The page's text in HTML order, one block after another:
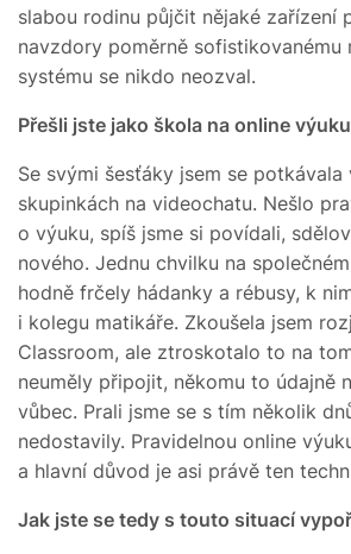
slabou rodinu půjčit nějaké zařízení
navzdory poměrně sofistikovanému
systému se nikdo neozval.
Přešli jste jako škola na online
Se svými šesťáky jsem se potkávala
skupinkách na videochatu. Nešlo
o výuku, spíš jsme si povídali,
nového. Jednu chvilku na
hodně frčely hádanky a rébusy, k
i kolegu matikáře. Zkoušela jsem
Classroom, ale ztroskotalo to na
neuměly připojit, někomu to údajně
vůbec. Prali jsme se s tím několik
nedostavily. Pravidelnou online
a hlavní důvod je asi právě ten
Jak jste se tedy s touto situací